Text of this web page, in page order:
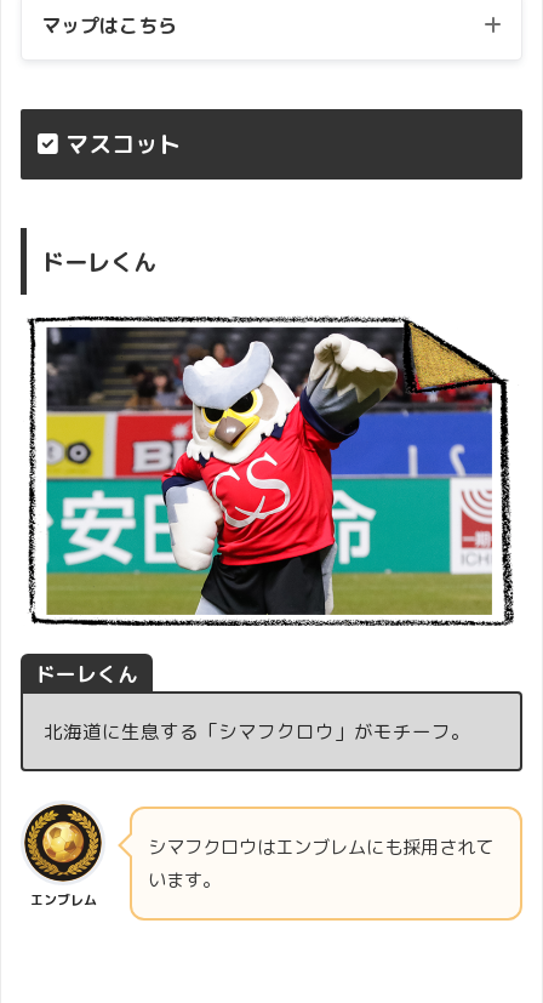
マップはこちら
マスコット
ドーレくん
ドーレくん
北海道に生息する「シマフクロウ」がモチーフ。
エンブレム
シマフクロウはエンブレムにも採用されて
います。